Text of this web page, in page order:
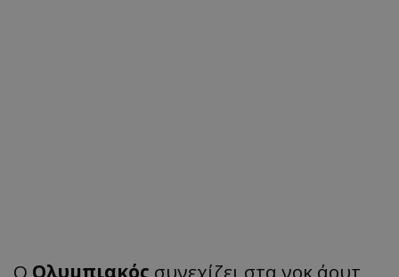
Ο Ολυμπιακός συνεχίζει στα νοκ άουτ